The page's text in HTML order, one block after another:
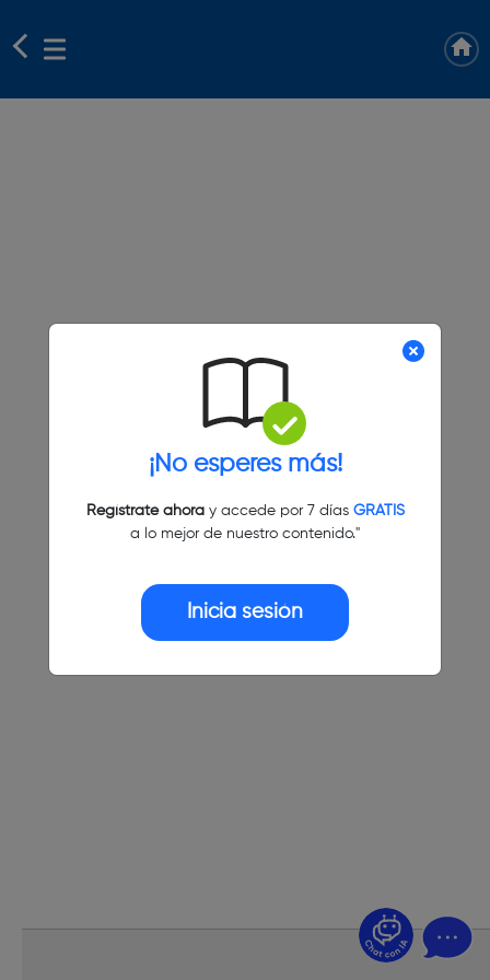
¡No esperes más!
Regístrate ahoray accede por 7 días GRATIS
a lo mejor de nuestro contenido."
Inicia sesión